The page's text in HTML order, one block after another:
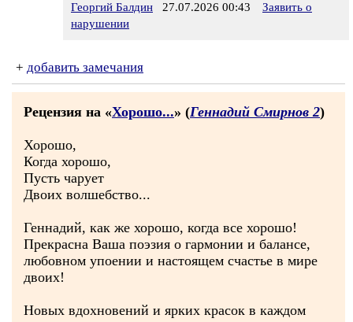
Георгий Балдин 27.07.2026 00:43
Заявить о
нарушении
+ добавить замечания
Рецензия на «Хорошо...» (Геннадий Смирнов 2)
Хорошо,
Когда хорошо,
Пусть чарует
Двоих волшебство...
Геннадий, как же хорошо, когда все хорошо!
Прекрасна Ваша поэзия о гармонии и балансе,
любовном упоении и настоящем счастье в мире
двоих!
Новых вдохновений и ярких красок в каждом